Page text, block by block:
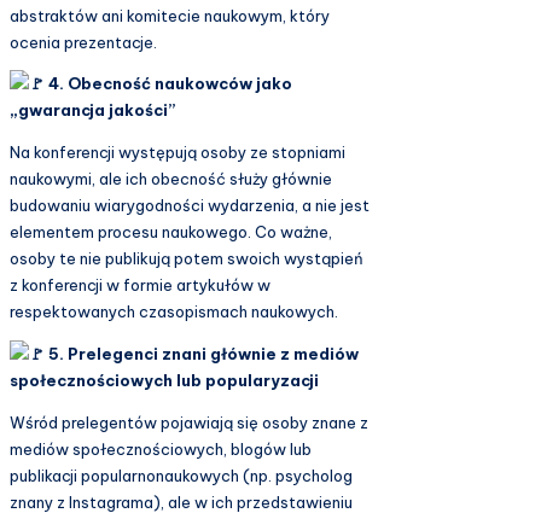
abstraktów ani komitecie naukowym, który
ocenia prezentacje.
4. Obecność naukowców jako
„gwarancja jakości”
Na konferencji występują osoby ze stopniami
naukowymi, ale ich obecność służy głównie
budowaniu wiarygodności wydarzenia, a nie jest
elementem procesu naukowego. Co ważne,
osoby te nie publikują potem swoich wystąpień
z konferencji w formie artykułów w
respektowanych czasopismach naukowych.
5. Prelegenci znani głównie z mediów
społecznościowych lub popularyzacji
Wśród prelegentów pojawiają się osoby znane z
mediów społecznościowych, blogów lub
publikacji popularnonaukowych (np. psycholog
znany z Instagrama), ale w ich przedstawieniu